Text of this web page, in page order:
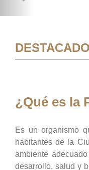
¿Qué es la
Es un organismo
habitantes de la
ambiente
desarrollo, salud y